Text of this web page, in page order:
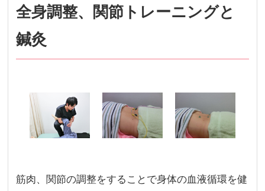
全身調整、関節トレーニングと
鍼灸
筋肉、関節の調整をすることで身体の血液循環を健